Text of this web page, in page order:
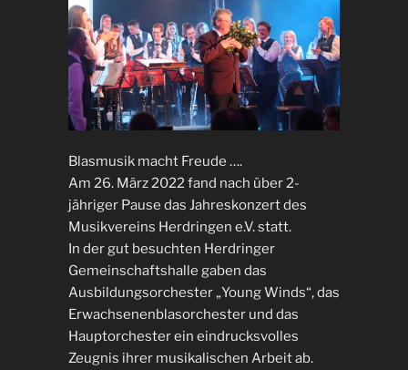
Blasmusik macht Freude ….
Am 26. März 2022 fand nach über 2-
jähriger Pause das Jahreskonzert des
Musikvereins Herdringen e.V. statt.
In der gut besuchten Herdringer
Gemeinschaftshalle gaben das
Ausbildungsorchester „Young Winds“, das
Erwachsenenblasorchester und das
Hauptorchester ein eindrucksvolles
Zeugnis ihrer musikalischen Arbeit ab.